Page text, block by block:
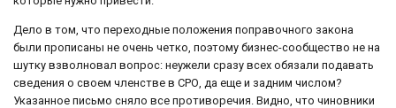
Дело в том, что переходные положения поправочного закона
были прописаны не очень четко, поэтому бизнес-сообщество не на
шутку взволновал вопрос: неужели сразу всех обязали подавать
сведения о своем членстве в СРО, да еще и задним числом?
Указанное письмо сняло все противоречия. Видно, что чиновники